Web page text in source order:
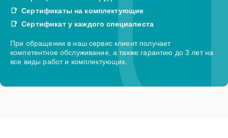
Сертификаты на комплектующие
Сертификат у каждого специалиста
При обращении в наш сервис клиент получает
компетентное обслуживание, а также гарантию до 3 лет на
все виды работ и комплектующих.